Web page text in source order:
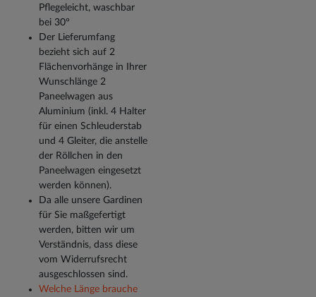
Pflegeleicht, waschbar
bei 30°
Der Lieferumfang
bezieht sich auf 2
Flächenvorhänge in Ihrer
Wunschlänge 2
Paneelwagen aus
Aluminium (inkl. 4 Halter
für einen Schleuderstab
und 4 Gleiter, die anstelle
der Röllchen in den
Paneelwagen eingesetzt
werden können).
Da alle unsere Gardinen
für Sie maßgefertigt
werden, bitten wir um
Verständnis, dass diese
vom Widerrufsrecht
ausgeschlossen sind.
Welche Länge brauche